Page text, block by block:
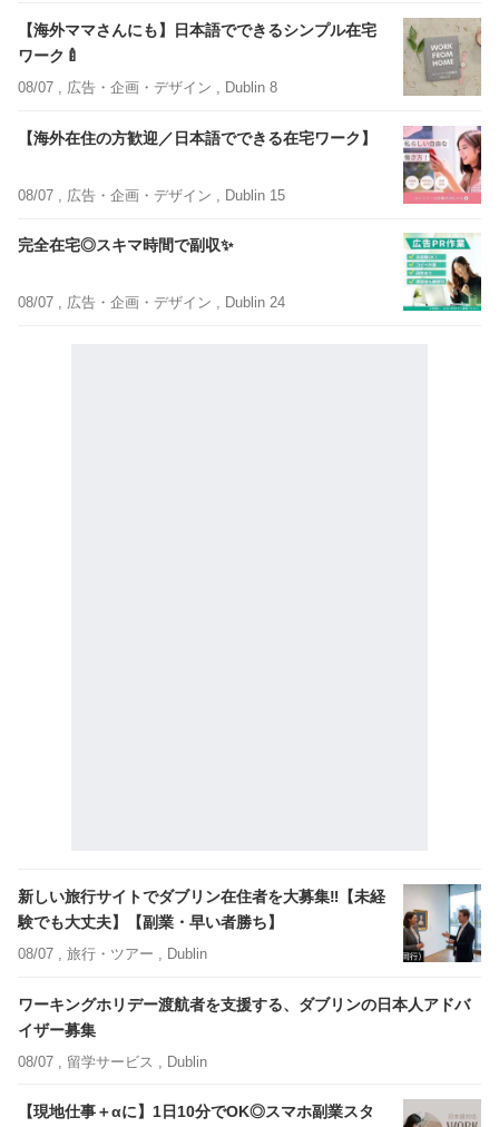
【海外ママさんにも】日本語でできるシンプル在宅
ワーク🍼
08/07 , 広告・企画・デザイン , Dublin 8
【海外在住の方歓迎／日本語でできる在宅ワーク】
08/07 , 広告・企画・デザイン , Dublin 15
完全在宅◎スキマ時間で副収✨
08/07 , 広告・企画・デザイン , Dublin 24
新しい旅行サイトでダブリン在住者を大募集‼【未経
験でも大丈夫】【副業・早い者勝ち】
08/07 , 旅行・ツアー , Dublin
ワーキングホリデー渡航者を支援する、ダブリンの日本人アドバ
イザー募集
08/07 , 留学サービス , Dublin
【現地仕事＋αに】1日10分でOK◎スマホ副業スタ